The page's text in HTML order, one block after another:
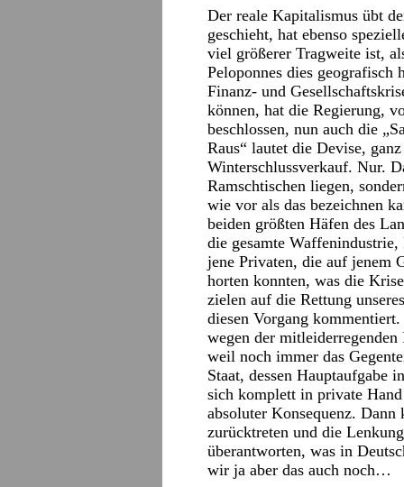
Der reale Kapitalismus übt
geschieht, hat ebenso
viel größerer Tragweite ist,
Peloponnes dies geografisch
Finanz- und
können, hat die Regierung,
beschlossen, nun auch die
Raus“ lautet die Devise,
Winterschlussverkauf. Nur.
Ramschtischen liegen,
wie vor als das bezeichnen
beiden größten Häfen des
die gesamte
jene Privaten, die auf jenem
horten konnten, was die
zielen auf die Rettung
diesen Vorgang
wegen der
weil noch immer das
Staat, dessen Hauptaufgabe
sich komplett in private
absoluter Konsequenz.
zurücktreten und die
überantworten, was in
wir ja aber das auch noch…